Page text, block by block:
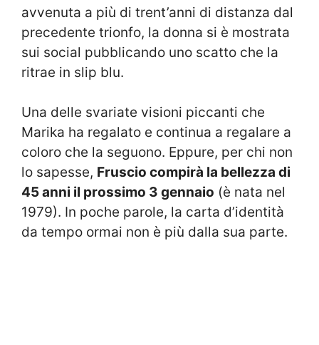
avvenuta a più di trent’anni di distanza dal
precedente trionfo, la donna si è mostrata
sui social pubblicando uno scatto che la
ritrae in slip blu.
Una delle svariate visioni piccanti che
Marika ha regalato e continua a regalare a
coloro che la seguono. Eppure, per chi non
lo sapesse, Fruscio compirà la bellezza di
45 anni il prossimo 3 gennaio (è nata nel
1979). In poche parole, la carta d’identità
da tempo ormai non è più dalla sua parte.